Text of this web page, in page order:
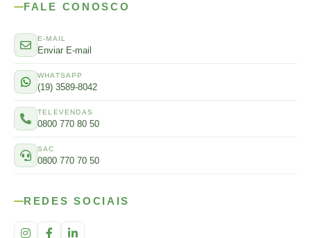
FALE CONOSCO
E-MAIL
Enviar E-mail
WHATSAPP
(19) 3589-8042
TELEVENDAS
0800 770 80 50
SAC
0800 770 70 50
REDES SOCIAIS